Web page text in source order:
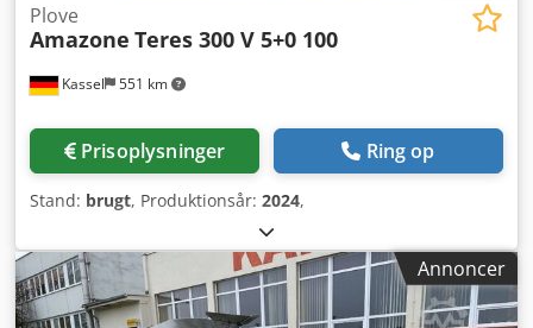
Kassel 551 km
Plove
Amazone Teres 300 V 5+0 100
Prisoplysninger Ring op
Stand: brugt, Produktionsår: 2024,
Annoncer